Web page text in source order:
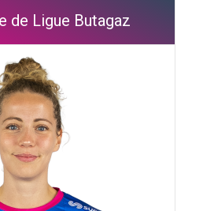
de Ligue Butagaz